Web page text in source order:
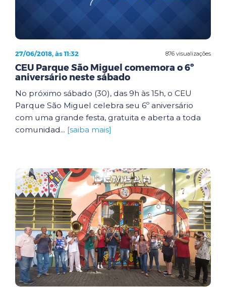
876 visualizações
27/06/2018, às 11:32
CEU Parque São Miguel comemora o 6º
aniversário neste sábado
No próximo sábado (30), das 9h às 15h, o CEU
Parque São Miguel celebra seu 6º aniversário
com uma grande festa, gratuita e aberta a toda
comunidad... [saiba mais]